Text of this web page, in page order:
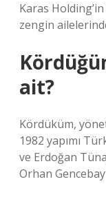
Karas
zengin
ait?
Kördüküm,
1982 yapımı
ve Erdoğan
Orhan